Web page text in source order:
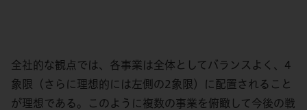
全社的な観点では、各事業は全体としてバランスよく、4
象限（さらに理想的には左側の2象限）に配置されること
が理想である。
このように 複数の事業を俯瞰して今後の戦